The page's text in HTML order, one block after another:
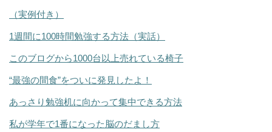
（実例付き）
1週間に100時間勉強する方法（実話）
このブログから1000台以上売れている椅子
“最強の間食”をついに発見したよ！
あっさり勉強机に向かって集中できる方法
私が学年で1番になった脳のだまし方